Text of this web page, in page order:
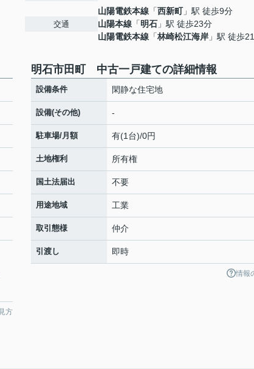
交通
山陽電鉄本線 「西新町」駅 徒歩9分
山陽本線 「明石 」駅 徒歩23分
山陽電鉄本線 「林崎松江海岸 」駅 徒歩
方
明石市田町 中古一戸建ての詳細情報
設備条件 閑静な住宅地
設備(その他) -
駐車場/月額 有(1台)/0円
土地権利 所有権
国土法届出 不要
用途地域 工業
取引態様 仲介
引渡し 即時
情報